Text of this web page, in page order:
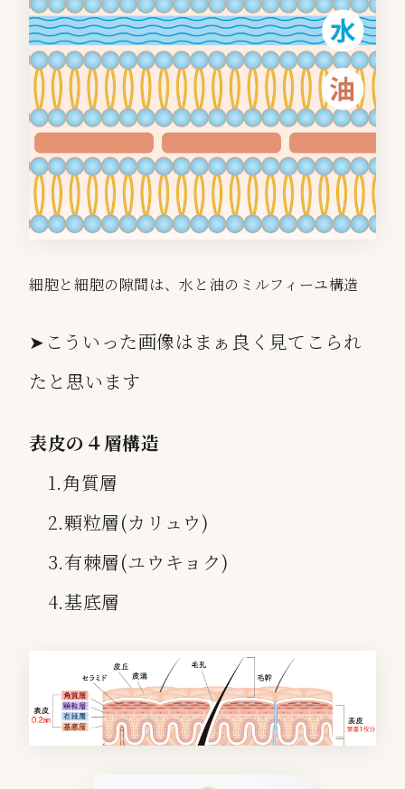
細胞と細胞の隙間は、水と油のミルフィーユ構造
➤こういった画像はまぁ良く見てこられ
たと思います
表皮の４層構造
1.角質層
2.顆粒層(カリュウ)
3.有棘層(ユウキョク)
4.基底層